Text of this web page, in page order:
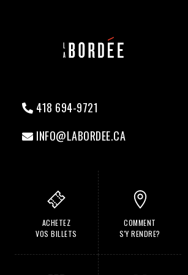
418 694-9721
INFO@LABORDEE.CA
ACHETEZ
VOS BILLETS
COMMENT
S'Y RENDRE?